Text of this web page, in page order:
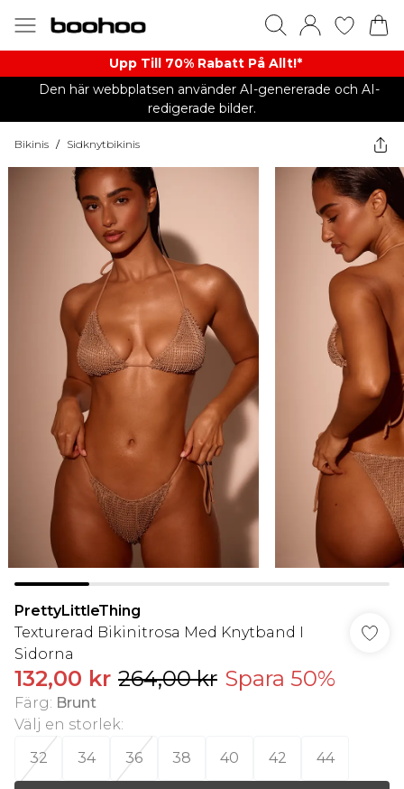
Upp Till 70% Rabatt På Allt!*
Den här webbplatsen använder AI-genererade och AI-
redigerade bilder.
Bikinis / Sidknytbikinis
PrettyLittleThing
Texturerad Bikinitrosa Med Knytband I
Sidorna
132,00 kr 264,00 kr Spara 50%
Färg: Brunt
Välj en storlek:
32
34 36 38 40 42 44